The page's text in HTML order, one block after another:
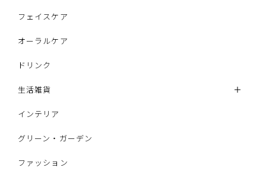
フェイスケア
オーラルケア
ドリンク
生活雑貨
インテリア
グリーン・ガーデン
ファッション